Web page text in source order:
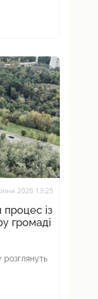
2026 13:25
із
громаді